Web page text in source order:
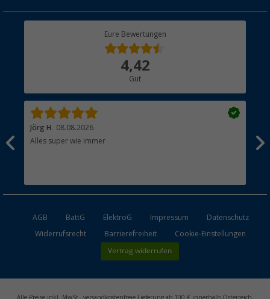
Rücksendung
Eure Bewertungen
4,42
Gut
Jörg H. 08.08.2026
Alles super wie immer
AGB BattG ElektroG Impressum
Datenschutz
Widerrufsrecht
Barrierefreiheit Cookie-Einstellungen
Vertrag widerrufen
Alle Preise inkl. MwSt., versandkostenfreie Lieferung ab 100 € innerhalb Österreich,